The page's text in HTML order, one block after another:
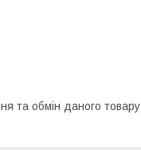
та обмін даного товару